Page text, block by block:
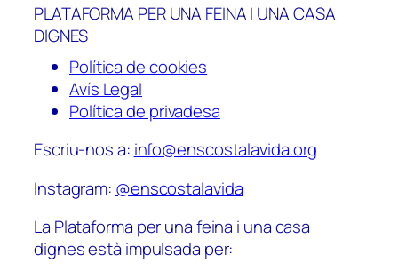
PLATAFORMA PER UNA FEINA I UNA CASA
DIGNES
Política de cookies
Avís Legal
Política de privadesa
Escriu-nos a: info@enscostalavida.org
Instagram: @enscostalavida
La Plataforma per una feina i una casa
dignes està impulsada per: